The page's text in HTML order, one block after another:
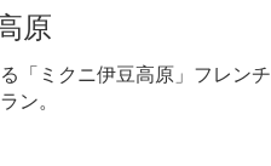
原
「ミクニ伊豆高原」フレンチ
ン。